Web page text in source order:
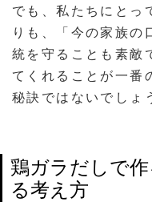
でも、私たちにとっ
りも、「今の家族の
統を守ることも素敵
てくれることが一番
秘訣ではないでしょ
鶏ガラだしで
る考え方